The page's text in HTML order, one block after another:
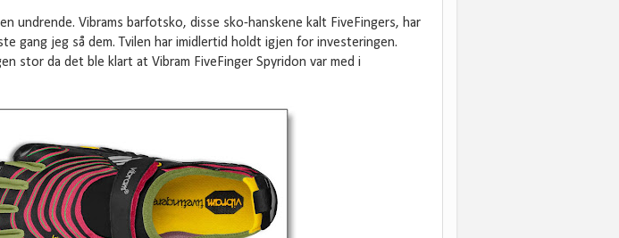
undrende. Vibrams barfotsko, disse sko-hanskene kalt FiveFingers, har
gang jeg så dem. Tvilen har imidlertid holdt igjen for investeringen.
stor da det ble klart at Vibram FiveFinger Spyridon var med i